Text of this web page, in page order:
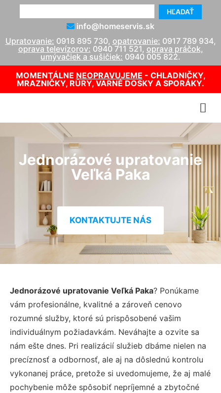
HĽADAŤ
info@homeservis.sk
Upratovanie: 0918 895 730, opatrovanie: 0917 789 934,
oprava televízorov: 0940 711 521, oprava práčok,
umývačiek a sušičiek: 0940 005 822.
MOMENTÁLNE NEOPRAVUJEME - CHLADNIČKY,
MRAZNIČKY, RÚRY, VARNÉ DOSKY A SPORÁKY.
Jednorázové upratovanie
Veľká Paka
KONTAKTUJTE NÁS
Jednorázové upratovanie Veľká Paka? Ponúkame
vám profesionálne, kvalitné a zároveň cenovo
rozumné služby, ktoré sú prispôsobené vašim
individuálnym požiadavkám. Neváhajte a ozvite sa
nám ešte dnes. Pri realizácií služieb dbáme nielen na
precíznosť a odbornosť, ale aj na dôslednú kontrolu
vykonanej práce, pretože si uvedomujeme, že aj malé
pochybenie môže spôsobiť nepríjemné a zbytočné